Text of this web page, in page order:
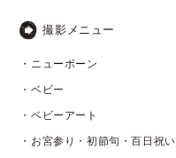
撮影メニュー
・ニューボーン
・ベビー
・ベビーアート
・お宮参り・初節句・百日祝い